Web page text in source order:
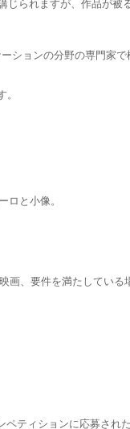
られますが、作品が
ョンの分野の専門家
ロと小像。
、要件を満たしてい
ティションに応募さ